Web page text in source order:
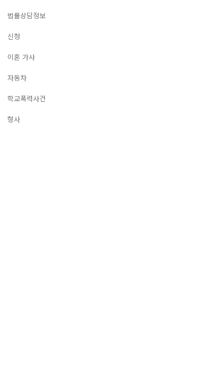
법률상담정보
신청
이혼 가사
자동차
학교폭력사건
형사